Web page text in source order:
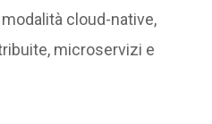
cloud-native,
microservizi e